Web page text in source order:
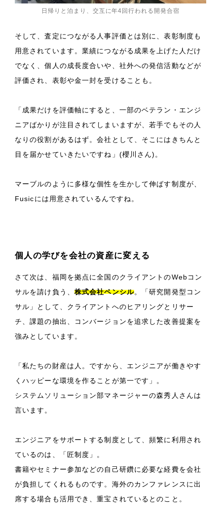
日帰りと泊まり、交互に年4回行われる開発合宿
そして、査定につながる人事評価とは別に、表彰制度も
用意されています。業績につながる成果を上げた人だけ
でなく、個人の成長度合いや、社外への発信活動などが
評価され、表彰や金一封を受けることも。
「成果だけを評価軸にすると、一部のベテラン・エンジ
ニアばかりが注目されてしまいますが、若手でもその人
なりの役割があるはず。会社として、そこにはきちんと
目を届かせていきたいですね」(櫻川さん)。
マーブルのように多様な個性を生かして伸ばす制度が、
Fusicには用意されているんですね。
個人の学びを会社の資産に変える
さて次は、福岡を拠点に全国のクライアントのWebコン
サルを請け負う、 株式会社ペンシル。「研究開発型コン
サル」として、クライアントへのヒアリングとリサー
チ、課題の抽出、コンバージョンを追求した改善提案を
強みとしています。
「私たちの財産は人。ですから、エンジニアが働きやす
くハッピーな環境を作ることが第一です」。
システムソリューション部マネージャーの森秀人さんは
言います。
エンジニアをサポートする制度として、頻繁に利用され
ているのは、「匠制度」。
書籍やセミナー参加などの自己研鑽に必要な経費を会社
が負担してくれるものです。海外のカンファレンスに出
席する場合も活用でき、重宝されているとのこと。